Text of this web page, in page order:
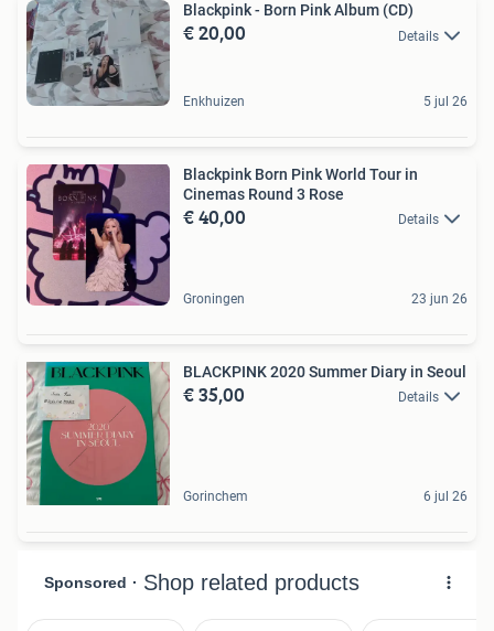
Blackpink - Born Pink Album (CD)
€ 20,00 Details
Enkhuizen 5 jul 26
Blackpink Born Pink World Tour in
Cinemas Round 3 Rose
€ 40,00 Details
Groningen 23 jun 26
BLACKPINK 2020 Summer Diary in Seoul
€ 35,00 Details
Gorinchem 6 jul 26